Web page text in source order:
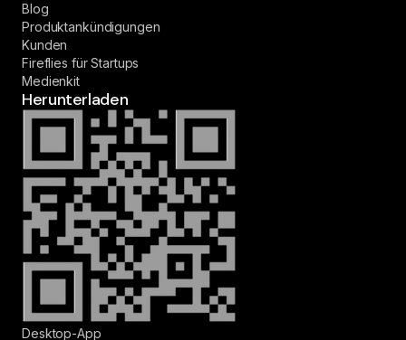
Blog
Produktankündigungen
Kunden
Fireflies für Startups
Medienkit
Herunterladen
Desktop-App